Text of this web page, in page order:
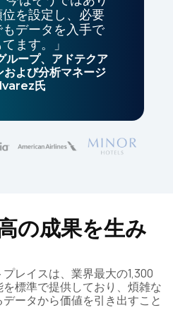
を設定し、必要
データを入手で
ます。」
ープ、アドテクア
および分析マネージ
氏
の成果を生み
レイスは、業界最大の1,300
標準で提供しており、煩雑な
ータから価値を引き出すこと